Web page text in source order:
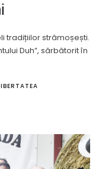
tradițiilor strămoșești.
Duh”, sărbătorit în